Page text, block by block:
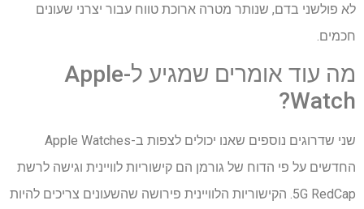
לא פולשני בדם, שנותר מטרה ארוכת טווח עבור יצרני שעונים
חכמים.
מה עוד אומרים שמגיע ל-Apple
Watch?
שני שדרוגים נוספים שאנו יכולים לצפות ב-Apple Watches
החדשים על פי הדוח של גורמן הם קישוריות לוויינית וגישה לרשת
5G RedCap. הקישוריות הלוויינית פירושה שהשעונים צריכים להיות